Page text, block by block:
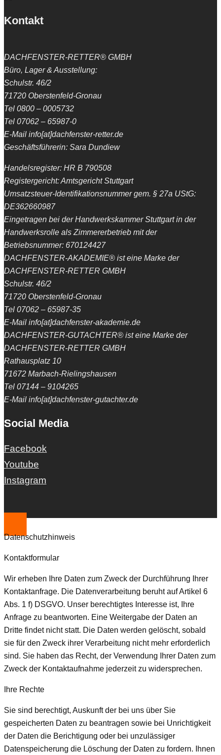
Kontakt
DACHFENSTER-RETTER® GMBH
Büro, Lager & Ausstellung:
Schulstr. 46/2
71720 Oberstenfeld-Gronau
Tel 0800 – 0005732
Tel 07062 – 65987-0
E-Mail info[at]dachfenster-retter.de
Geschäftsführerin: Sara Dundiew
Handelsregister: HR B 790508
Registergericht: Amtsgericht Stuttgart
Umsatzsteuer-Identifikationsnummer gem. § 27a UStG:
DE362660987
Eingetragen bei der Handwerkskammer Stuttgart in der
Handwerksrolle als Zimmererbetrieb mit der
Betriebsnummer: 670124427
DACHFENSTER-AKADEMIE® ist eine Marke der
DACHFENSTER-RETTER GMBH
Schulstr. 46/2
71720 Oberstenfeld-Gronau
Tel 07062 – 65987-35
E-Mail info[at]dachfenster-akademie.de
DACHFENSTER-GUTACHTER® ist eine Marke der
DACHFENSTER-RETTER GMBH
Rathausplatz 10
71672 Marbach-Rielingshausen
Tel 07144 – 9104265
E-Mail info[at]dachfenster-gutachter.de
Social Media
Facebook
Youtube
Instagram
Datenschutzhinweis
Kontaktformular
Wir erheben Ihre Daten zum Zweck der Durchführung Ihrer
Kontaktanfrage. Die Datenverarbeitung beruht auf Artikel 6
Abs. 1 f) DSGVO. Unser berechtigtes Interesse ist, Ihre
Anfrage zu beantworten. Eine Weitergabe der Daten an
Dritte findet nicht statt. Die Daten werden gelöscht, sobald
sie für den Zweck ihrer Verarbeitung nicht mehr erforderlich
sind. Sie haben das Recht, der Verwendung Ihrer Daten zum
Zweck der Kontaktaufnahme jederzeit zu widersprechen.
Ihre Rechte
Sie sind berechtigt, Auskunft der bei uns über Sie
gespeicherten Daten zu beantragen sowie bei Unrichtigkeit
der Daten die Berichtigung oder bei unzulässiger
Datenspeicherung die Löschung der Daten zu fordern. Ihnen